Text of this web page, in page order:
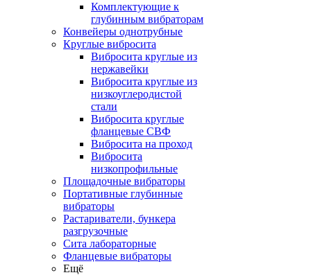
Комплектующие к
глубинным вибраторам
Конвейеры однотрубные
Круглые вибросита
Вибросита круглые из
нержавейки
Вибросита круглые из
низкоуглеродистой
стали
Вибросита круглые
фланцевые СВФ
Вибросита на проход
Вибросита
низкопрофильные
Площадочные вибраторы
Портативные глубинные
вибраторы
Растариватели, бункера
разгрузочные
Сита лабораторные
Фланцевые вибраторы
Ещё